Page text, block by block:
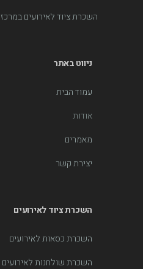
השכרת ציוד לאירועים במרכז
ניווט באתר
עמוד הבית
אודות
מאמרים
יצירת קשר
השכרת ציוד לאירועים
השכרת כסאות לאירועים
השכרת שולחנות לאירועים